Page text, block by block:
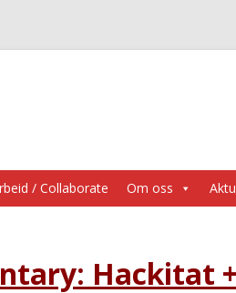
Skip
to
/ Collaborate Om oss
Hackitat